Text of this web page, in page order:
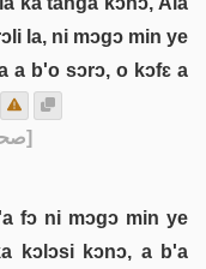
la, ni mɔgɔ min ye
a b'o sɔrɔ, o kɔfɛ a
[صحيح مسلم - 657]
fɔ ni mɔgɔ min ye
kɔlɔsi kɔnɔ, a b'a